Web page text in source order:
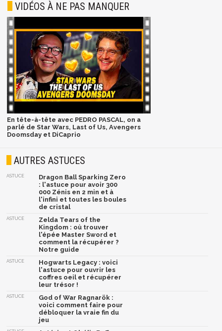
VIDÉOS À NE PAS MANQUER
En tête-à-tête avec PEDRO PASCAL, on a
parlé de Star Wars, Last of Us, Avengers
Doomsday et DiCaprio
AUTRES ASTUCES
ASTUCE
Dragon Ball Sparking Zero
: l'astuce pour avoir 300
000 Zénis en 2 min et à
l'infini et toutes les boules
de cristal
ASTUCE
Zelda Tears of the
Kingdom : où trouver
l'épée Master Sword et
comment la récupérer ?
Notre guide
ASTUCE
Hogwarts Legacy : voici
l'astuce pour ouvrir les
coffres oeil et récupérer
leur trésor !
ASTUCE
God of War Ragnarök :
voici comment faire pour
débloquer la vraie fin du
jeu